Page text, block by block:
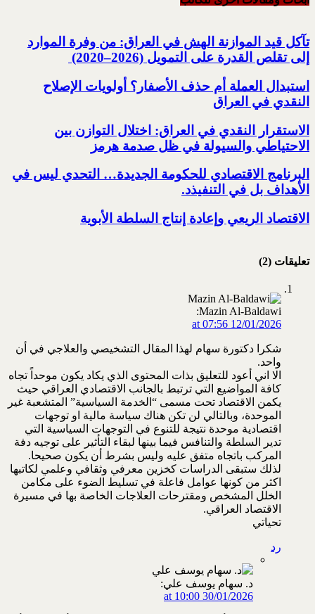
تآكل قيد الموازنة الهش في العراق: من وفرة الموارد
إلى تقلص القدرة على التمويل‎ (2020–2026) ‎
استبدال العملة أم حذف الأصفار؟ أولويات الإصلاح
النقدي في العراق
الاستقرار النقدي في العراق: اختلال التوازن بين
الاحتياطي والسيولة في ظل صدمة هرمز
البرنامج الاقتصادي للحكومة الجديدة… التحدي ليس في
الأهداف بل في التنفيذد.
الاقتصاد الريعي وإعادة إنتاج السلطة الأبوية
تعليقات (2)
Mazin Al-Baldawi:
12/01/2026 at 07:56
شكرا دكتورة سهام لهذا المقال التشخيصي والعلاجي في أن
واحد.
الا اني أعود للتعليق بذات المحتوى الذي يكاد يكون موحداً تجاه
كافة المواضيع التي ترتبط بالجانب الاقتصادي العراقي حيث
يكمن الاقتصاد تحت مسمى “الخدمة السياسية” المتشعبة غير
الموحدة، وبالتالي لن تكن هناك سياسة مالية او توجهات
اقتصادية موحدة نتيجة للتنوع في التوجهات السياسية التي
تدير السلطة والتنافس فيما بينها لبقاء التأثير على توجيه دفة
المركب باتجاه متفق عليه وليس بشرط أن يكون صحيحا.
لذلك ستبقى الدراسات كخزين معرفي وثقافي وعلمي لكاتبها
اكثر من كونها عوامل فاعلة في تسليط الضوء على مكامن
الخلل المشخص ومقترحات العلاجات الخاصة بها في مسيرة
الاقتصاد العراقي.
تحياتي
رد
د. سهام يوسف علي:
30/01/2026 at 10:00